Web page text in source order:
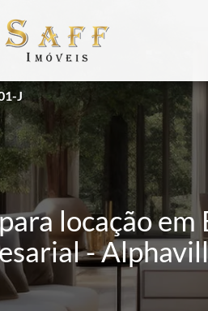
J
locação
-